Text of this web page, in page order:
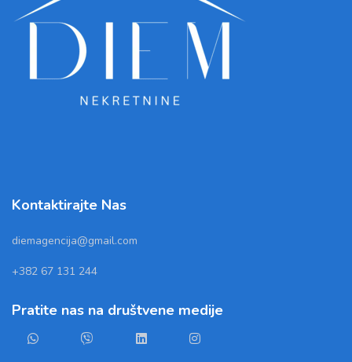
Kontaktirajte Nas
diemagencija@gmail.com
+382 67 131 244
Pratite nas na društvene medije